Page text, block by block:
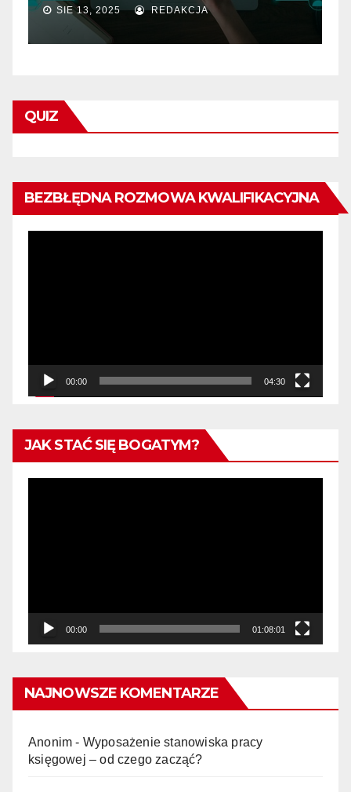
SIE 13, 2025 REDAKCJA
QUIZ
BEZBŁĘDNA ROZMOWA KWALIFIKACYJNA
00:00 04:30
JAK STAĆ SIĘ BOGATYM?
00:00 01:08:01
NAJNOWSZE KOMENTARZE
Anonim - Wyposażenie stanowiska pracy
księgowej – od czego zacząć?